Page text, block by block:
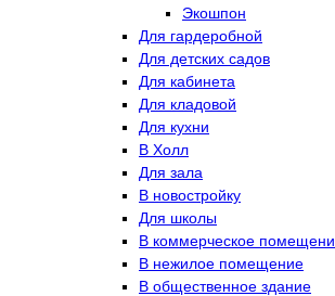
Экошпон
Для гардеробной
Для детских садов
Для кабинета
Для кладовой
Для кухни
В Холл
Для зала
В новостройку
Для школы
В коммерческое
В нежилое помещение
В общественное здание